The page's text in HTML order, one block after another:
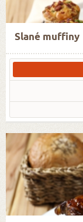
Slané muffiny